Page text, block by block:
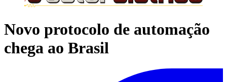
Novo protocolo de automação
chega ao Brasil